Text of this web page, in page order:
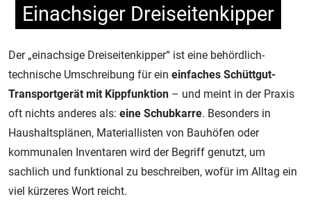
Einachsiger Dreiseitenkipper
Der „einachsige Dreiseitenkipper“ ist eine behördlich-
technische Umschreibung für ein einfaches Schüttgut-
Transportgerät mit Kippfunktion – und meint in der Praxis
oft nichts anderes als: eine Schubkarre. Besonders in
Haushaltsplänen, Materiallisten von Bauhöfen oder
kommunalen Inventaren wird der Begriff genutzt, um
sachlich und funktional zu beschreiben, wofür im Alltag ein
viel kürzeres Wort reicht.